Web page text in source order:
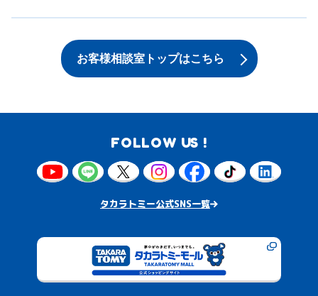
お客様相談室トップはこちら
FOLLOW US !
タカラトミー公式SNS一覧